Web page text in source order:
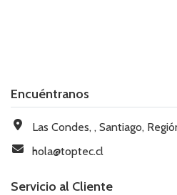
Encuéntranos
Las Condes, , Santiago,
hola@toptec.cl
Servicio al Cliente